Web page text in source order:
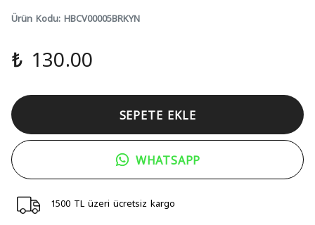
Ürün Kodu: HBCV00005BRKYN
₺ 130.00
SEPETE EKLE
WHATSAPP
1500 TL üzeri ücretsiz kargo